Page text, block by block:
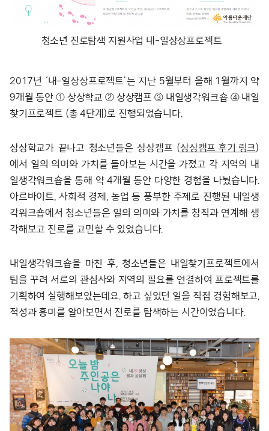
청소년 진로탐색 지원사업 내-일상상프로젝트
2017년 ‘내-일상상프로젝트’는 지난 5월부터 올해 1월까지 약
9개월 동안 ① 상상학교 ② 상상캠프 ③ 내일생각워크숍 ④ 내일
찾기프로젝트 (총 4단계)로 진행되었습니다.
상상학교가 끝나고 청소년들은 상상캠프 (상상캠프 후기 링크)
에서 일의 의미와 가치를 돌아보는 시간을 가졌고 각 지역의 내
일생각워크숍을 통해 약 4개월 동안 다양한 경험을 나눴습니다.
아르바이트, 사회적 경제, 농업 등 풍부한 주제로 진행된 내일생
각워크숍에서 청소년들은 일의 의미와 가치를 창직과 연계해 생
각해보고 진로를 고민할 수 있었습니다.
내일생각워크숍을 마친 후, 청소년들은 내일찾기프로젝트에서
팀을 꾸려 서로의 관심사와 지역의 필요를 연결하여 프로젝트를
기획하여 실행해보았는데요. 하고 싶었던 일을 직접 경험해보고,
적성과 흥미를 알아보면서 진로를 탐색하는 시간이었습니다.